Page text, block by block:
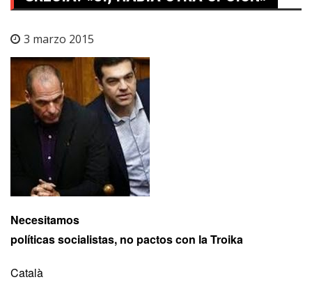
3 marzo 2015
Necesitamos
políticas socialistas, no pactos con la Troika
Català